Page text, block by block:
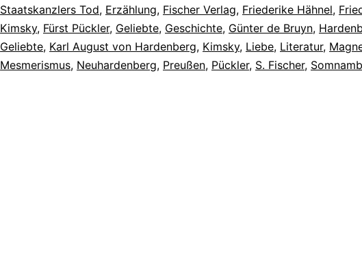
Staatskanzlers Tod, Erzählung, Fischer Verlag, Friederike Hähnel,
Kimsky, Fürst Pückler, Geliebte, Geschichte, Günter de Bruyn,
Geliebte, Karl August von Hardenberg, Kimsky, Liebe, Literatur,
Mesmerismus, Neuhardenberg, Preußen, Pückler, S. Fischer,